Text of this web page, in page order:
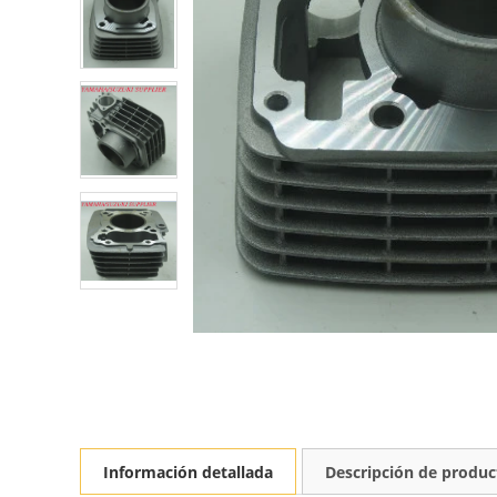
Información detallada Descripción de